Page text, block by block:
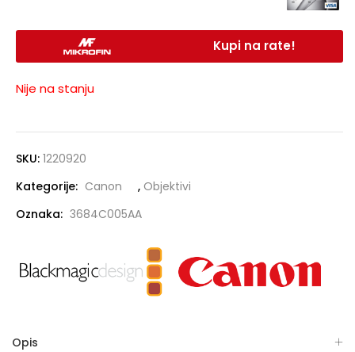
Kupi na rate!
Nije na stanju
SKU: 1220920
Kategorije: Canon , Objektivi
Oznaka: 3684C005AA
Opis